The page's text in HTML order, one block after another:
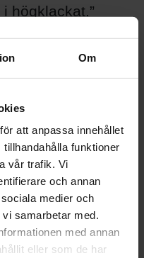
Om
att anpassa innehållet
funktioner
vår trafik. Vi
och annan
medier och
samarbetar med.
med annan
eller som de har
högklackat.”